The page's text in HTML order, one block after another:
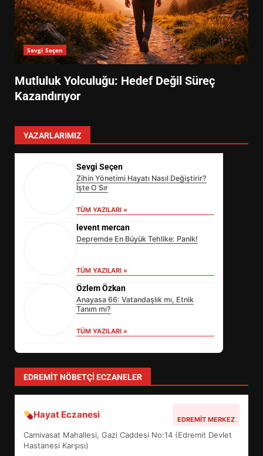
Sevgi Seçen
Mutluluk Yolculuğu: Hedef Değil Süreç
Kazandırıyor
YAZARLARIMIZ
Sevgi Seçen
Zihin Yönetimi Hayatı Nasıl Değiştirir?
İşte O Sır
TÜM YAZILARI »
levent mercan
Depremde En Büyük Tehlike: Panik!
TÜM YAZILARI »
Özlem Özkan
Anayasa 66: Vatandaşlık mı, Etnik
Tanım mı?
TÜM YAZILARI »
GEÇİYOR: GÖZLER BULUŞMADA
EDREMIT NÖBETÇI ECZANELER
3
SÜRDÜRÜLEBİLİRLİKTE NE